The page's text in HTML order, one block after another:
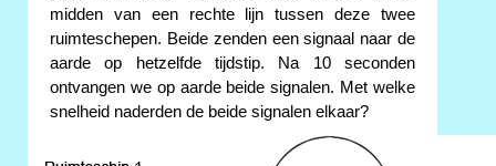
midden van een rechte lijn tussen deze twee
ruimteschepen. Beide zenden een signaal naar de
aarde op hetzelfde tijdstip. Na 10 seconden
ontvangen we op aarde beide signalen. Met welke
snelheid naderden de beide signalen elkaar?